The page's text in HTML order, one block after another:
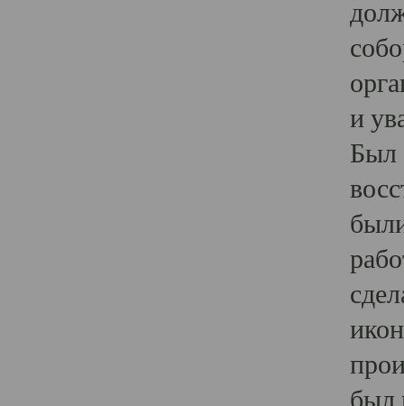
и
Был
был